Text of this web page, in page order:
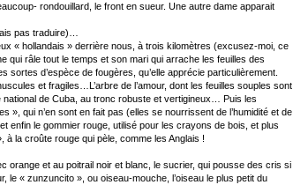
rondouillard, le front en sueur. Une autre dame apparait
pas traduire)…
« hollandais » derrière nous, à trois kilomètres (excusez-moi, ce
qui râle tout le temps et son mari qui arrache les feuilles des
d’espèce de fougères, qu’elle apprécie particulièrement.
et fragiles…L’arbre de l’amour, dont les feuilles souples sont
national de Cuba, au tronc robuste et vertigineux… Puis les
qui n’en sont en fait pas (elles se nourrissent de l’humidité et de
enfin le gommier rouge, utilisé pour les crayons de bois, et plus
à la croûte rouge qui pèle, comme les Anglais !
orange et au poitrail noir et blanc, le sucrier, qui pousse des cris si
le « zunzuncito », ou oiseau-mouche, l’oiseau le plus petit du